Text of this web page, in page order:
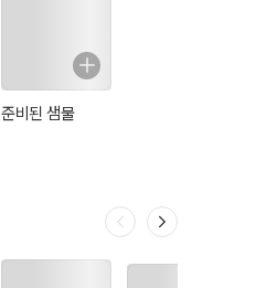
준비된 샘물